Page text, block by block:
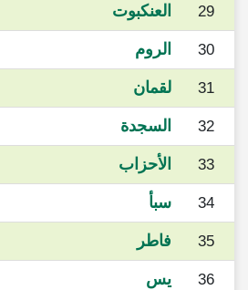
29 العنكبوت
30 الروم
31 لقمان
32 السجدة
33 الأحزاب
34 سبأ
35 فاطر
36 يس